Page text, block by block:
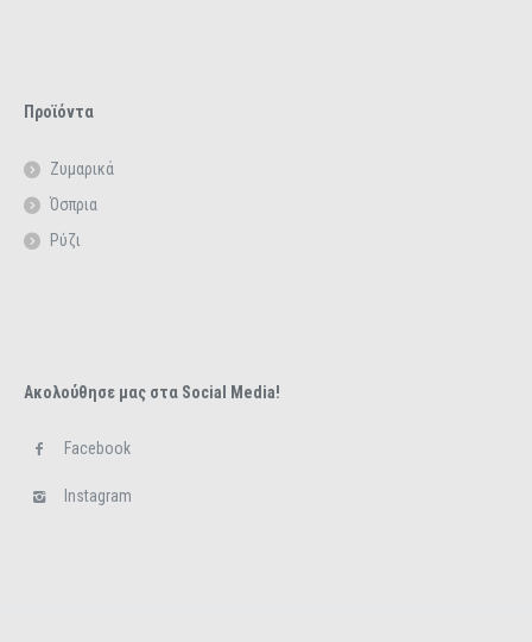
Προϊόντα
Ζυμαρικά
Όσπρια
Ρύζι
Ακολούθησε μας στα Social Media!
Facebook
Instagram